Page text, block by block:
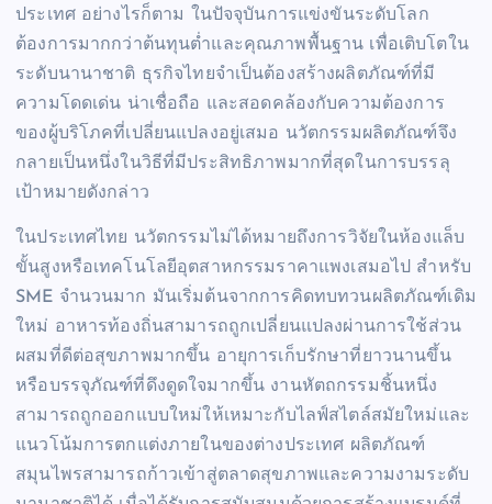
ประเทศ อย่างไรก็ตาม ในปัจจุบันการแข่งขันระดับโลก
ต้องการมากกว่าต้นทุนต่ำและคุณภาพพื้นฐาน เพื่อเติบโตใน
ระดับนานาชาติ ธุรกิจไทยจำเป็นต้องสร้างผลิตภัณฑ์ที่มี
ความโดดเด่น น่าเชื่อถือ และสอดคล้องกับความต้องการ
ของผู้บริโภคที่เปลี่ยนแปลงอยู่เสมอ นวัตกรรมผลิตภัณฑ์จึง
กลายเป็นหนึ่งในวิธีที่มีประสิทธิภาพมากที่สุดในการบรรลุ
เป้าหมายดังกล่าว
ในประเทศไทย นวัตกรรมไม่ได้หมายถึงการวิจัยในห้องแล็บ
ขั้นสูงหรือเทคโนโลยีอุตสาหกรรมราคาแพงเสมอไป สำหรับ
SME จำนวนมาก มันเริ่มต้นจากการคิดทบทวนผลิตภัณฑ์เดิม
ใหม่ อาหารท้องถิ่นสามารถถูกเปลี่ยนแปลงผ่านการใช้ส่วน
ผสมที่ดีต่อสุขภาพมากขึ้น อายุการเก็บรักษาที่ยาวนานขึ้น
หรือบรรจุภัณฑ์ที่ดึงดูดใจมากขึ้น งานหัตถกรรมชิ้นหนึ่ง
สามารถถูกออกแบบใหม่ให้เหมาะกับไลฟ์สไตล์สมัยใหม่และ
แนวโน้มการตกแต่งภายในของต่างประเทศ ผลิตภัณฑ์
สมุนไพรสามารถก้าวเข้าสู่ตลาดสุขภาพและความงามระดับ